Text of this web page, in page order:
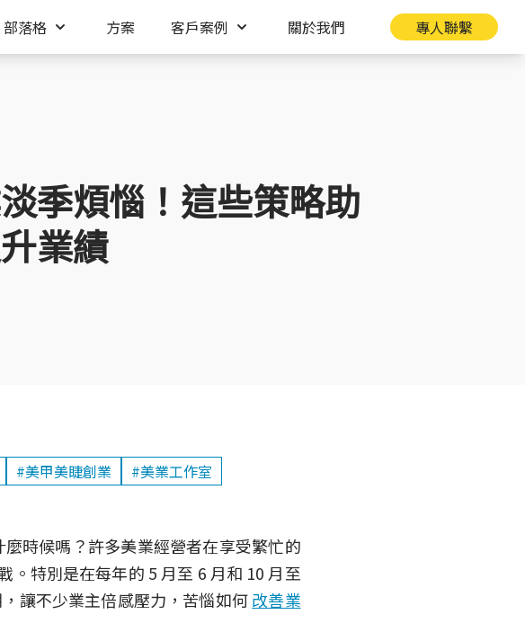
部落格 方案 客戶案例 關於我們 專人聯繫
季煩惱！這些策略助
業績
#美甲美睫創業
#美業工作室
麼時候嗎？許多美業經營者在享受繁忙的
特別是在每年的 5 月至 6 月和 10 月至
讓不少業主倍感壓力，苦惱如何改善業